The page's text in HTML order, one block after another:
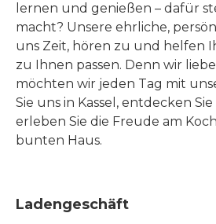
lernen und genießen – dafür
macht? Unsere ehrliche,
uns Zeit, hören zu und helfen
zu Ihnen passen. Denn wir
möchten wir jeden Tag mit
Sie uns in Kassel, entdecken
erleben Sie die Freude am
bunten Haus.
Ladengeschäft